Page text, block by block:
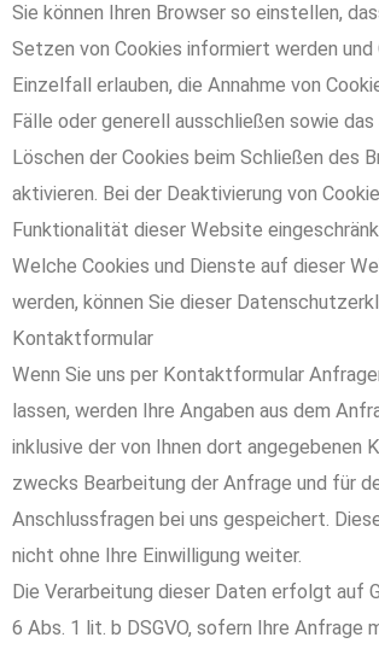
Sie können Ihren Browser so einstellen,
Setzen von Cookies informiert werden und
Einzelfall erlauben, die Annahme von
Fälle oder generell ausschließen sowie
Löschen der Cookies beim Schließen des
aktivieren. Bei der Deaktivierung von
Funktionalität dieser Website
Welche Cookies und Dienste auf dieser
werden, können Sie dieser
Kontaktformular
Wenn Sie uns per Kontaktformular
lassen, werden Ihre Angaben aus dem
inklusive der von Ihnen dort angegebenen
zwecks Bearbeitung der Anfrage und für
Anschlussfragen bei uns gespeichert.
nicht ohne Ihre Einwilligung weiter.
Die Verarbeitung dieser Daten erfolgt auf
6 Abs. 1 lit. b DSGVO, sofern Ihre Anfrage